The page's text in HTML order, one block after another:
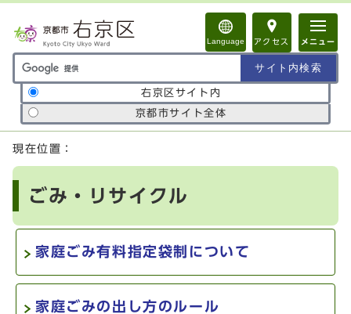
Language アクセス メニュー
サイト内検索の範囲
右京区サイト内
京都市サイト全体
ここから本文です
現在位置：
ごみ・リサイクル
家庭ごみ有料指定袋制について
家庭ごみの出し方のルール